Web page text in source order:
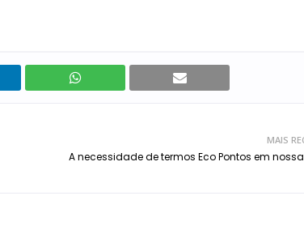
MAIS
A necessidade de termos Eco Pontos em